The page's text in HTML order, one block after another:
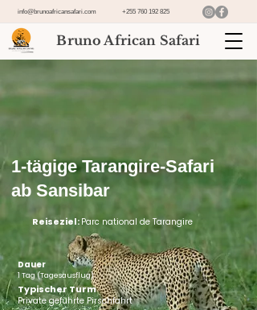
info@brunoafricansafari.com +255 760 192 825
Bruno African Safari
1-tägige Tarangire-Safari
ab Sansibar
Reiseziel: Parc national de Tarangire
Dauer
1 Tag (Tagesausflug)
Typischer Turm
Private geführte Pirschfahrt